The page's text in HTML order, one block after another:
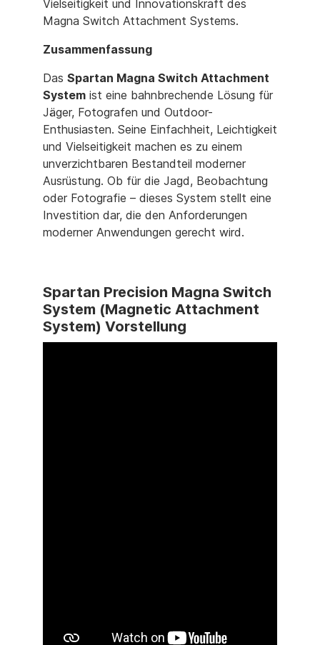
Vielseitigkeit und Innovationskraft des
Magna Switch Attachment Systems.
Zusammenfassung
Das Spartan Magna Switch Attachment
System ist eine bahnbrechende Lösung für
Jäger, Fotografen und Outdoor-
Enthusiasten. Seine Einfachheit, Leichtigkeit
und Vielseitigkeit machen es zu einem
unverzichtbaren Bestandteil moderner
Ausrüstung. Ob für die Jagd, Beobachtung
oder Fotografie – dieses System stellt eine
Investition dar, die den Anforderungen
moderner Anwendungen gerecht wird.
Spartan Precision Magna Switch
System (Magnetic Attachment
System) Vorstellung